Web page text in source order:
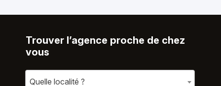
Trouver l’agence proche de chez
vous
Quelle localité ?